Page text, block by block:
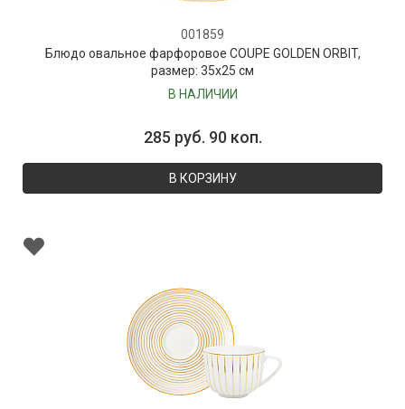
001859
Блюдо овальное фарфоровое COUPE GOLDEN ORBIT,
размер: 35х25 см
В НАЛИЧИИ
285 руб. 90 коп.
В КОРЗИНУ